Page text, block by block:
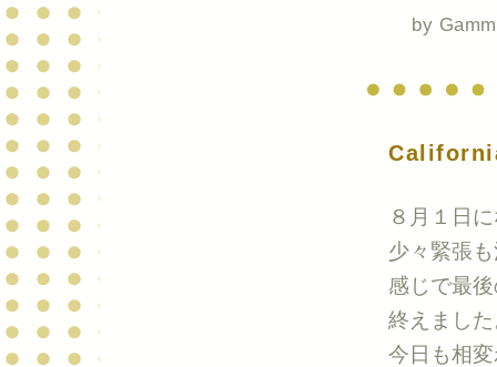
by
８月１日
少々緊張
感じで最
終えまし
今日も相